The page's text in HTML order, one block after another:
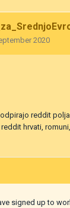
2020
reddit
hrvati,
signed up to